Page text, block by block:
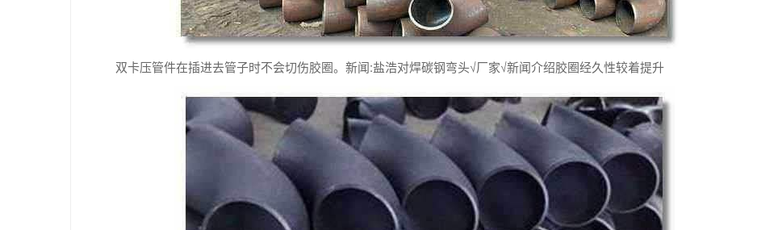
双卡压管件在插进去管子时不会切伤胶圈。新闻:盐浩对焊碳钢弯头√厂家√新闻介绍胶圈经久性较着提升